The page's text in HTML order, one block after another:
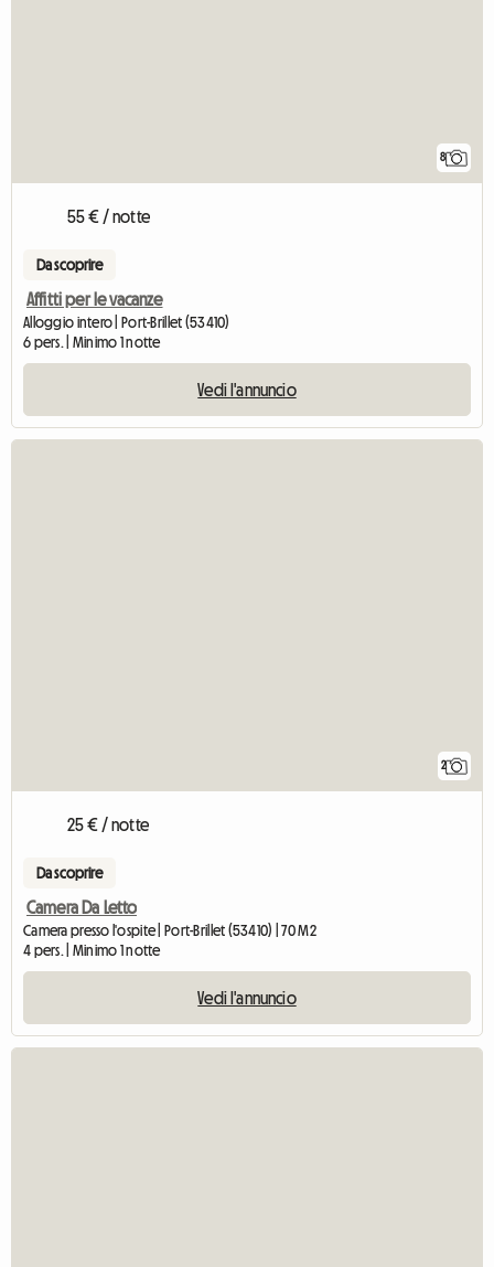
8
55 € / notte
Da scoprire
Affitti per le vacanze
Alloggio intero | Port-Brillet (53410)
6 pers. | Minimo 1 notte
Vedi l'annuncio
2
25 € / notte
Da scoprire
Camera Da Letto
Camera presso l'ospite | Port-Brillet (53410) | 70 M2
4 pers. | Minimo 1 notte
Vedi l'annuncio